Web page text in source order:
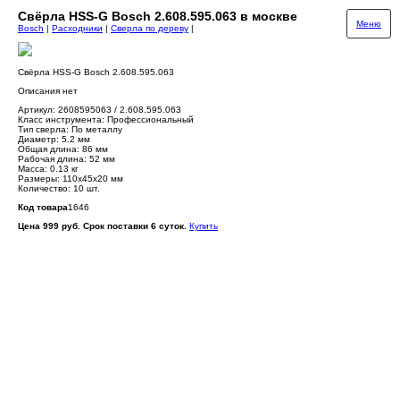
Свёрла HSS-G Bosch 2.608.595.063 в москве
Меню
Bosch | Расходники | Сверла по дереву |
Свёрла HSS-G Bosch 2.608.595.063
Описания нет
Артикул: 2608595063 / 2.608.595.063
Класс инструмента: Профессиональный
Тип сверла: По металлу
Диаметр: 5.2 мм
Общая длина: 86 мм
Рабочая длина: 52 мм
Масса: 0.13 кг
Размеры: 110х45х20 мм
Количество: 10 шт.
Код товара1646
Цена 999 руб. Срок поставки 6 суток. Купить